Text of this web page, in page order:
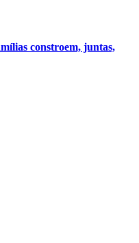
constroem, juntas,